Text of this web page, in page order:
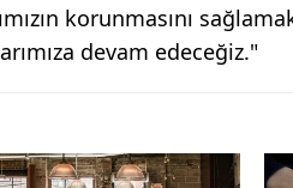
korunmasını
devam edeceğiz."